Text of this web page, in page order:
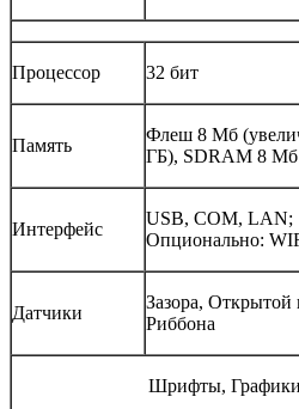
Процессор 32 бит
Память
Флеш 8 Мб
ГБ), SDRAM 8 Мб
Интерфейс
USB, COM, LAN;
Опционально:
Датчики
Зазора,
Риббона
Шрифты,